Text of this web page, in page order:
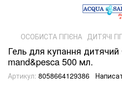
ОСОБИСТА ГІГІЄНА ДИТЯЧІ
Гель для купання
mand&pesca 500 мл.
Артикул: 8058664129386